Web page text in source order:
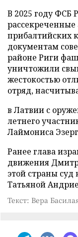
В 2025 году ФСБ
прибалтийских
документам
районе Риги
уничтожили
жестокостью
отряд,
в Латвии с
летнего
Лаймониса
Ранее глава
движения
этой страны суд
Татьяной
Текст: Вера